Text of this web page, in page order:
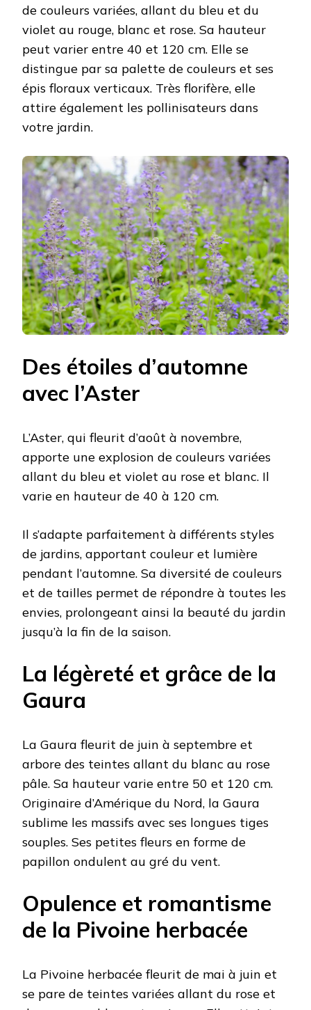
de couleurs variées, allant du bleu et du
violet au rouge, blanc et rose. Sa hauteur
peut varier entre 40 et 120 cm. Elle se
distingue par sa palette de couleurs et ses
épis floraux verticaux. Très florifère, elle
attire également les pollinisateurs dans
votre jardin.
Des étoiles d’automne
avec l’Aster
L’Aster, qui fleurit d’août à novembre,
apporte une explosion de couleurs variées
allant du bleu et violet au rose et blanc. Il
varie en hauteur de 40 à 120 cm.
Il s’adapte parfaitement à différents styles
de jardins, apportant couleur et lumière
pendant l’automne. Sa diversité de couleurs
et de tailles permet de répondre à toutes les
envies, prolongeant ainsi la beauté du jardin
jusqu’à la fin de la saison.
La légèreté et grâce de la
Gaura
La Gaura fleurit de juin à septembre et
arbore des teintes allant du blanc au rose
pâle. Sa hauteur varie entre 50 et 120 cm.
Originaire d’Amérique du Nord, la Gaura
sublime les massifs avec ses longues tiges
souples. Ses petites fleurs en forme de
papillon ondulent au gré du vent.
Opulence et romantisme
de la Pivoine herbacée
La Pivoine herbacée fleurit de mai à juin et
se pare de teintes variées allant du rose et